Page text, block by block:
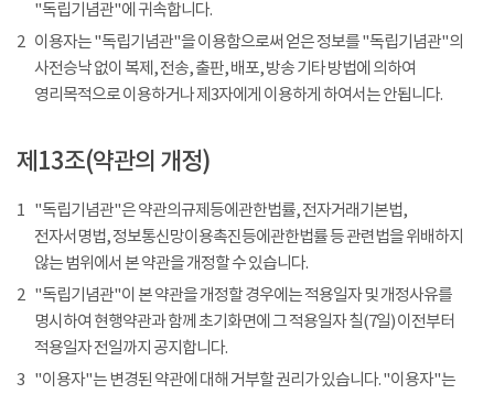
"독립기념관"에 귀속합니다.
2 이용자는 "독립기념관"을 이용함으로써 얻은 정보를 "독립기념관"의
사전승낙 없이 복제, 전송, 출판, 배포, 방송 기타 방법에 의하여
영리목적으로 이용하거나 제3자에게 이용하게 하여서는 안됩니다.
제13조(약관의 개정)
1 "독립기념관"은 약관의규제등에관한법률, 전자거래기본법,
전자서명법, 정보통신망이용촉진등에관한법률 등 관련법을 위배하지
않는 범위에서 본 약관을 개정할 수 있습니다.
2 "독립기념관"이 본 약관을 개정할 경우에는 적용일자 및 개정사유를
명시하여 현행약관과 함께 초기화면에 그 적용일자 칠(7일) 이전부터
적용일자 전일까지 공지합니다.
3 "이용자"는 변경된 약관에 대해 거부할 권리가 있습니다. "이용자"는